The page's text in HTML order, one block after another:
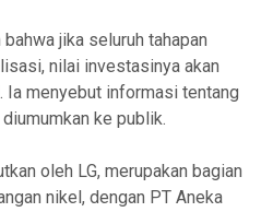
jika seluruh tahapan
nilai investasinya akan
Ia menyebut informasi tentang
ke publik.
oleh LG, merupakan bagian
nikel, dengan PT Aneka